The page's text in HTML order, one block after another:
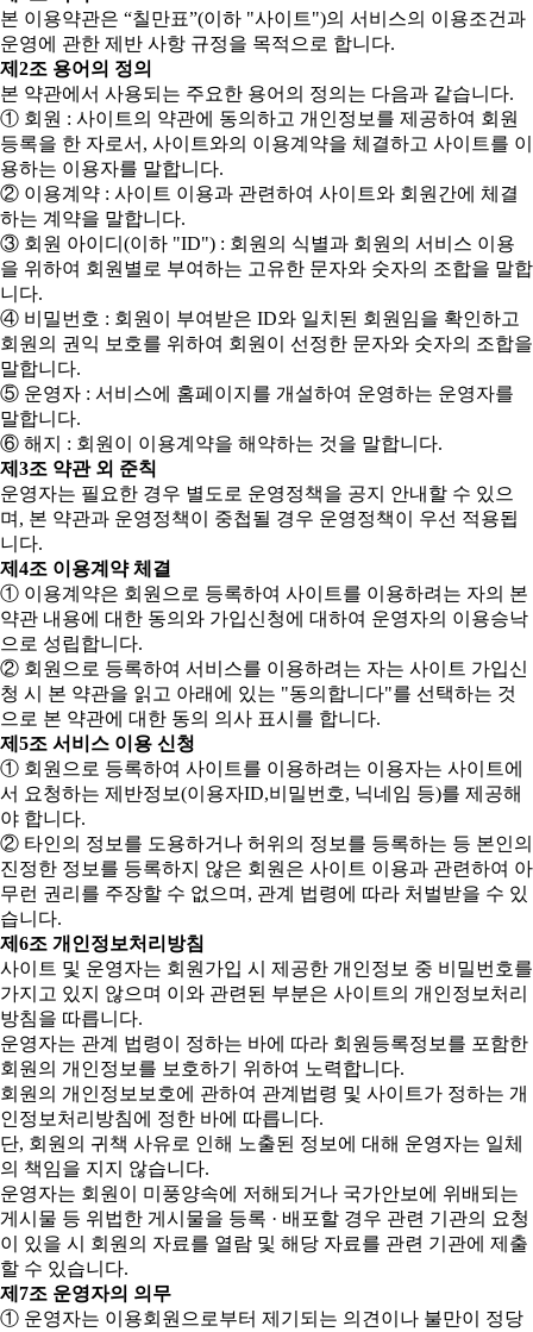
본 이용약관은 “칠만표”(이하 "사이트")의 서비스의 이용조건과
운영에 관한 제반 사항 규정을 목적으로 합니다.
제2조 용어의 정의
본 약관에서 사용되는 주요한 용어의 정의는 다음과 같습니다.
① 회원 : 사이트의 약관에 동의하고 개인정보를 제공하여 회원
등록을 한 자로서, 사이트와의 이용계약을 체결하고 사이트를 이
용하는 이용자를 말합니다.
② 이용계약 : 사이트 이용과 관련하여 사이트와 회원간에 체결
하는 계약을 말합니다.
③ 회원 아이디(이하 "ID") : 회원의 식별과 회원의 서비스 이용
을 위하여 회원별로 부여하는 고유한 문자와 숫자의 조합을 말합
니다.
④ 비밀번호 : 회원이 부여받은 ID와 일치된 회원임을 확인하고
회원의 권익 보호를 위하여 회원이 선정한 문자와 숫자의 조합을
말합니다.
⑤ 운영자 : 서비스에 홈페이지를 개설하여 운영하는 운영자를
말합니다.
⑥ 해지 : 회원이 이용계약을 해약하는 것을 말합니다.
제3조 약관 외 준칙
운영자는 필요한 경우 별도로 운영정책을 공지 안내할 수 있으
며, 본 약관과 운영정책이 중첩될 경우 운영정책이 우선 적용됩
니다.
제4조 이용계약 체결
① 이용계약은 회원으로 등록하여 사이트를 이용하려는 자의 본
약관 내용에 대한 동의와 가입신청에 대하여 운영자의 이용승낙
으로 성립합니다.
② 회원으로 등록하여 서비스를 이용하려는 자는 사이트 가입신
청 시 본 약관을 읽고 아래에 있는 "동의합니다"를 선택하는 것
으로 본 약관에 대한 동의 의사 표시를 합니다.
제5조 서비스 이용 신청
① 회원으로 등록하여 사이트를 이용하려는 이용자는 사이트에
서 요청하는 제반정보(이용자ID,비밀번호, 닉네임 등)를 제공해
야 합니다.
② 타인의 정보를 도용하거나 허위의 정보를 등록하는 등 본인의
진정한 정보를 등록하지 않은 회원은 사이트 이용과 관련하여 아
무런 권리를 주장할 수 없으며, 관계 법령에 따라 처벌받을 수 있
습니다.
제6조 개인정보처리방침
사이트 및 운영자는 회원가입 시 제공한 개인정보 중 비밀번호를
가지고 있지 않으며 이와 관련된 부분은 사이트의 개인정보처리
방침을 따릅니다.
운영자는 관계 법령이 정하는 바에 따라 회원등록정보를 포함한
회원의 개인정보를 보호하기 위하여 노력합니다.
회원의 개인정보보호에 관하여 관계법령 및 사이트가 정하는 개
인정보처리방침에 정한 바에 따릅니다.
단, 회원의 귀책 사유로 인해 노출된 정보에 대해 운영자는 일체
의 책임을 지지 않습니다.
운영자는 회원이 미풍양속에 저해되거나 국가안보에 위배되는
게시물 등 위법한 게시물을 등록 · 배포할 경우 관련 기관의 요청
이 있을 시 회원의 자료를 열람 및 해당 자료를 관련 기관에 제출
할 수 있습니다.
제7조 운영자의 의무
① 운영자는 이용회원으로부터 제기되는 의견이나 불만이 정당